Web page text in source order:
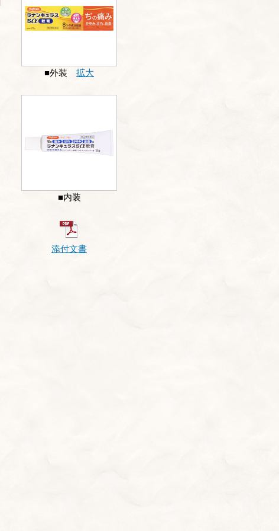
■外装 拡大
■内装
添付文書